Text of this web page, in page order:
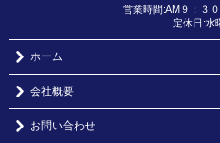
営業時間:AM９：３
定休日:水
ホーム
会社概要
お問い合わせ